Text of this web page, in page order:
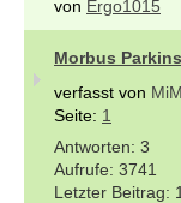
von Ergo1015
Morbus
verfasst von
Seite: 1
3
3741